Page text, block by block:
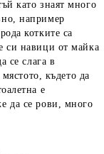
като знаят много
например
котките са
си навици от майка
се слага в
където да
е
да се рови, много